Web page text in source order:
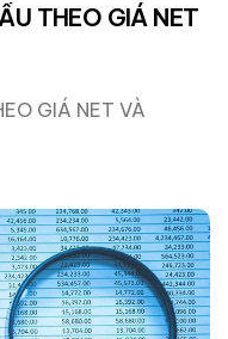
THEO GIÁ NET
GIÁ NET VÀ